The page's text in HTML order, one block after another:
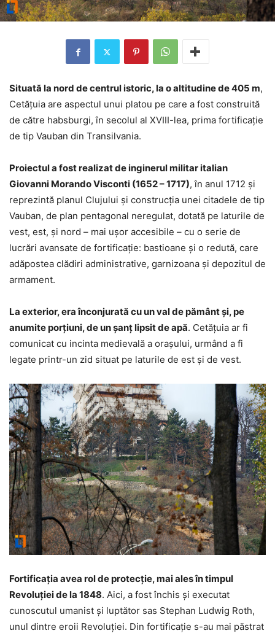
Situată la nord de centrul istoric, la o altitudine de 405 m,
Cetățuia are aspectul unui platou pe care a fost construită
de către habsburgi, în secolul al XVIII-lea, prima fortificație
de tip Vauban din Transilvania.
Proiectul a fost realizat de inginerul militar italian
Giovanni Morando Visconti (1652 – 1717), în anul 1712 și
reprezintă planul Clujului și construcția unei citadele de tip
Vauban, de plan pentagonal neregulat, dotată pe laturile de
vest, est, și nord – mai ușor accesibile – cu o serie de
lucrări avansate de fortificație: bastioane și o redută, care
adăpostea clădiri administrative, garnizoana și depozitul de
armament.
La exterior, era înconjurată cu un val de pământ și, pe
anumite porțiuni, de un șanț lipsit de apă. Cetățuia ar fi
comunicat cu incinta medievală a orașului, urmând a fi
legate printr-un zid situat pe laturile de est și de vest.
Fortificația avea rol de protecție, mai ales în timpul
Revoluției de la 1848. Aici, a fost închis și executat
cunoscutul umanist și luptător sas Stephan Ludwig Roth,
unul dintre eroii Revoluției. Din fortificație s-au mai păstrat